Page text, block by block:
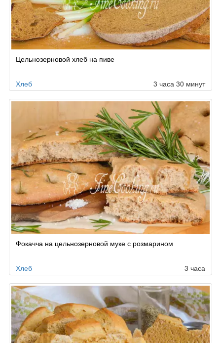
Цельнозерновой хлеб на пиве
Хлеб 3 часа 30 минут
Фокачча на цельнозерновой муке с розмарином
Хлеб 3 часа